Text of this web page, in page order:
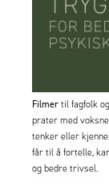
Filmer til fagfolk
prater med
tenker eller
får til å fortelle,
og bedre trivsel.